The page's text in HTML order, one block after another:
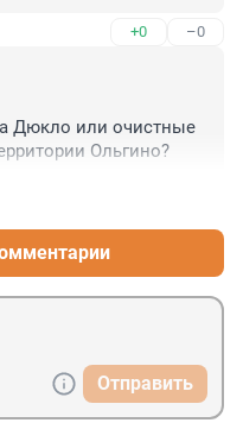
+0 –0
Дюкло или очистные
Ольгино?
Отправить